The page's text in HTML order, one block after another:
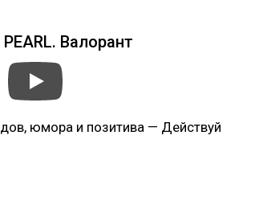
Валорант
юмора и позитива — Действуй